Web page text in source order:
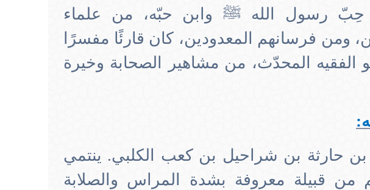
حِبّ رسول الله ﷺ وابن حبّه، من علماء
ومن فرسانهم المعدودين، كان قارئًا مفسرًا
الفقيه المحدّث، من مشاهير الصحابة وخيرة
:
حارثة بن شراحيل بن كعب الكلبي. ينتمي
من قبيلة معروفة بشدة المراس والصلابة